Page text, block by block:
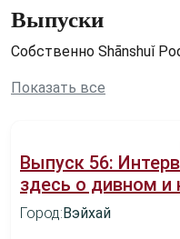
Выпуски
Собственно Shānshuǐ
Показать все
Выпуск 56:
здесь о дивном и
Город:Вэйхай